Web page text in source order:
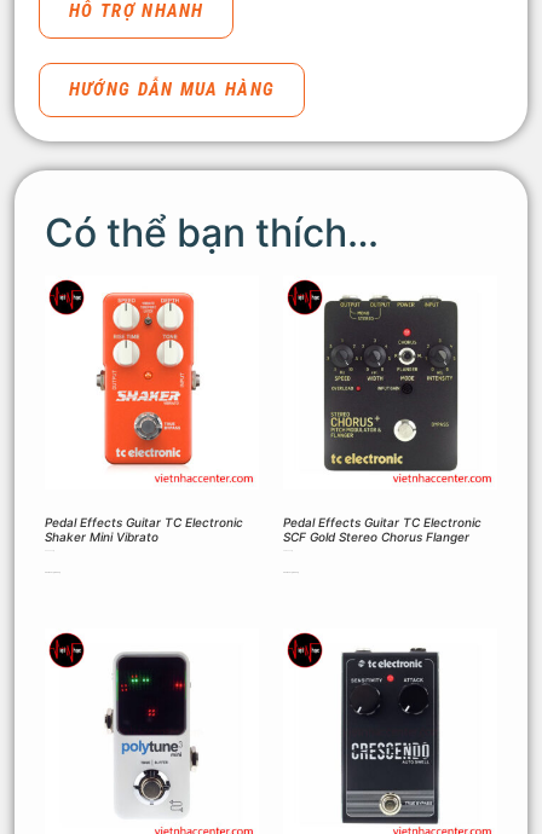
HỖ TRỢ NHANH
HƯỚNG DẪN MUA HÀNG
Có thể bạn thích…
Pedal Effects Guitar TC Electronic
Shaker Mini Vibrato
Pedal Effects Guitar TC Electronic
SCF Gold Stereo Chorus Flanger